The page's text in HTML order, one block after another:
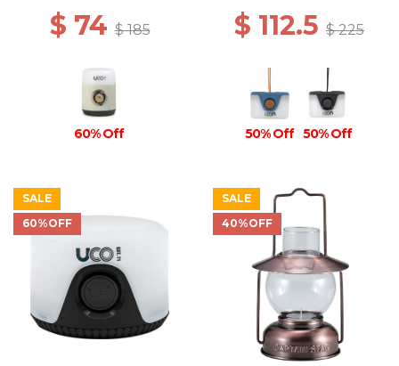
$ 74$ 185
60% Off
$ 112.5 $ 225
50% Off 50% Off
SALE
60%OFF
SALE
40%OFF